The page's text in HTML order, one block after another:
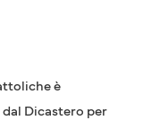
è
Dicastero per